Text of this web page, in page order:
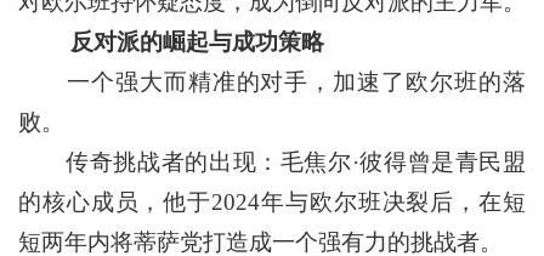
反对派的崛起与成功策略
一个强大而精准的对手，加速了欧尔班的落
败。
传奇挑战者的出现：毛焦尔·彼得曾是青民盟
的核心成员，他于2024年与欧尔班决裂后，在短
短两年内将蒂萨党打造成一个强有力的挑战者。